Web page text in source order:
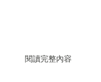
閱讀完整內容